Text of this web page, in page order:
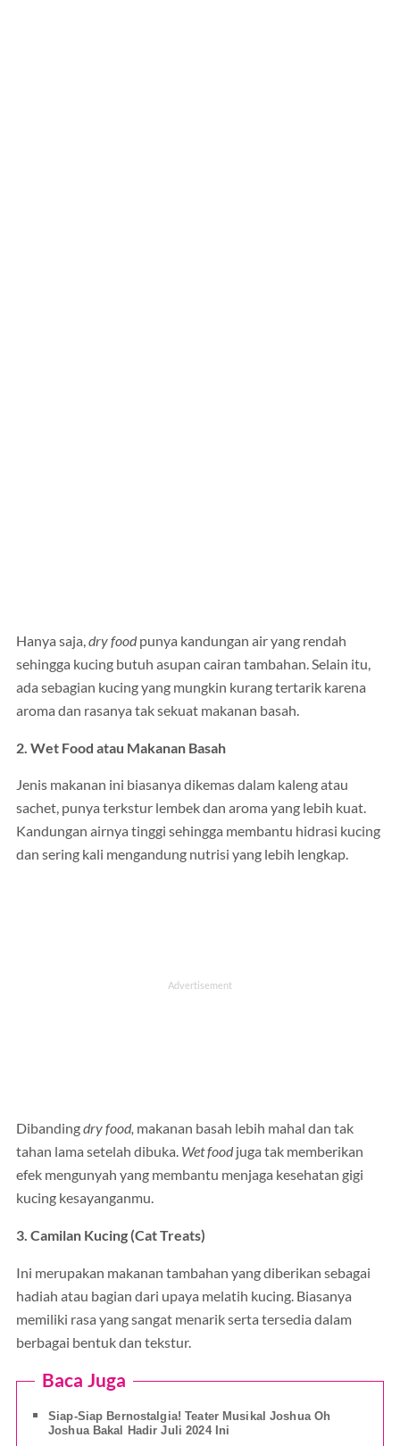
Hanya saja,dry foodpunya kandungan air yang rendah
sehingga kucing butuh asupan cairan tambahan. Selain itu,
ada sebagian kucing yang mungkin kurang tertarik karena
aroma dan rasanya tak sekuat makanan basah.
2. Wet Food atau Makanan Basah
Jenis makanan ini biasanya dikemas dalam kaleng atau
sachet, punya terkstur lembek dan aroma yang lebih kuat.
Kandungan airnya tinggi sehingga membantu hidrasi kucing
dan sering kali mengandung nutrisi yang lebih lengkap.
Dibandingdry food, makanan basah lebih mahal dan tak
tahan lama setelah dibuka. Wet foodjuga tak memberikan
efek mengunyah yang membantu menjaga kesehatan gigi
kucing kesayanganmu.
3. Camilan Kucing (Cat Treats)
Ini merupakan makanan tambahan yang diberikan sebagai
hadiah atau bagian dari upaya melatih kucing. Biasanya
memiliki rasa yang sangat menarik serta tersedia dalam
berbagai bentuk dan tekstur.
Baca Juga
Siap-Siap Bernostalgia! Teater Musikal Joshua Oh
Joshua Bakal Hadir Juli 2024 Ini